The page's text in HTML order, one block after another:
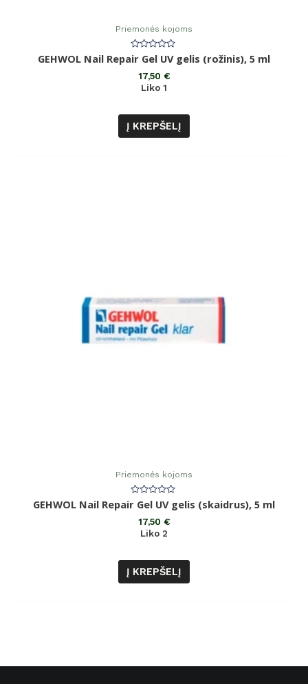
Priemonės kojoms
Įvertinimas:
0
GEHWOL Nail Repair Gel UV gelis (rožinis), 5 ml
17,50 €
Liko 1
Į KREPŠELĮ
Priemonės kojoms
Įvertinimas:
0
GEHWOL Nail Repair Gel UV gelis (skaidrus), 5 ml
17,50 €
Liko 2
Į KREPŠELĮ